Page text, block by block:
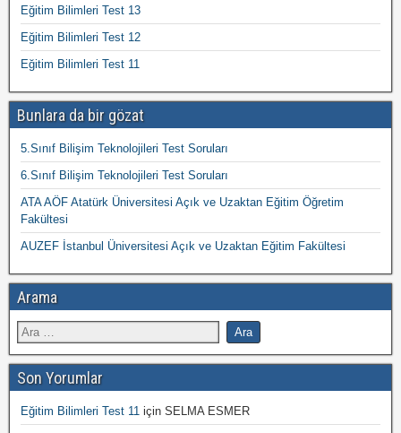
Eğitim Bilimleri Test 13
Eğitim Bilimleri Test 12
Eğitim Bilimleri Test 11
Bunlara da bir gözat
5.Sınıf Bilişim Teknolojileri Test Soruları
6.Sınıf Bilişim Teknolojileri Test Soruları
ATA AÖF Atatürk Üniversitesi Açık ve Uzaktan Eğitim Öğretim
Fakültesi
AUZEF İstanbul Üniversitesi Açık ve Uzaktan Eğitim Fakültesi
Arama
Son Yorumlar
Eğitim Bilimleri Test 11 için SELMA ESMER